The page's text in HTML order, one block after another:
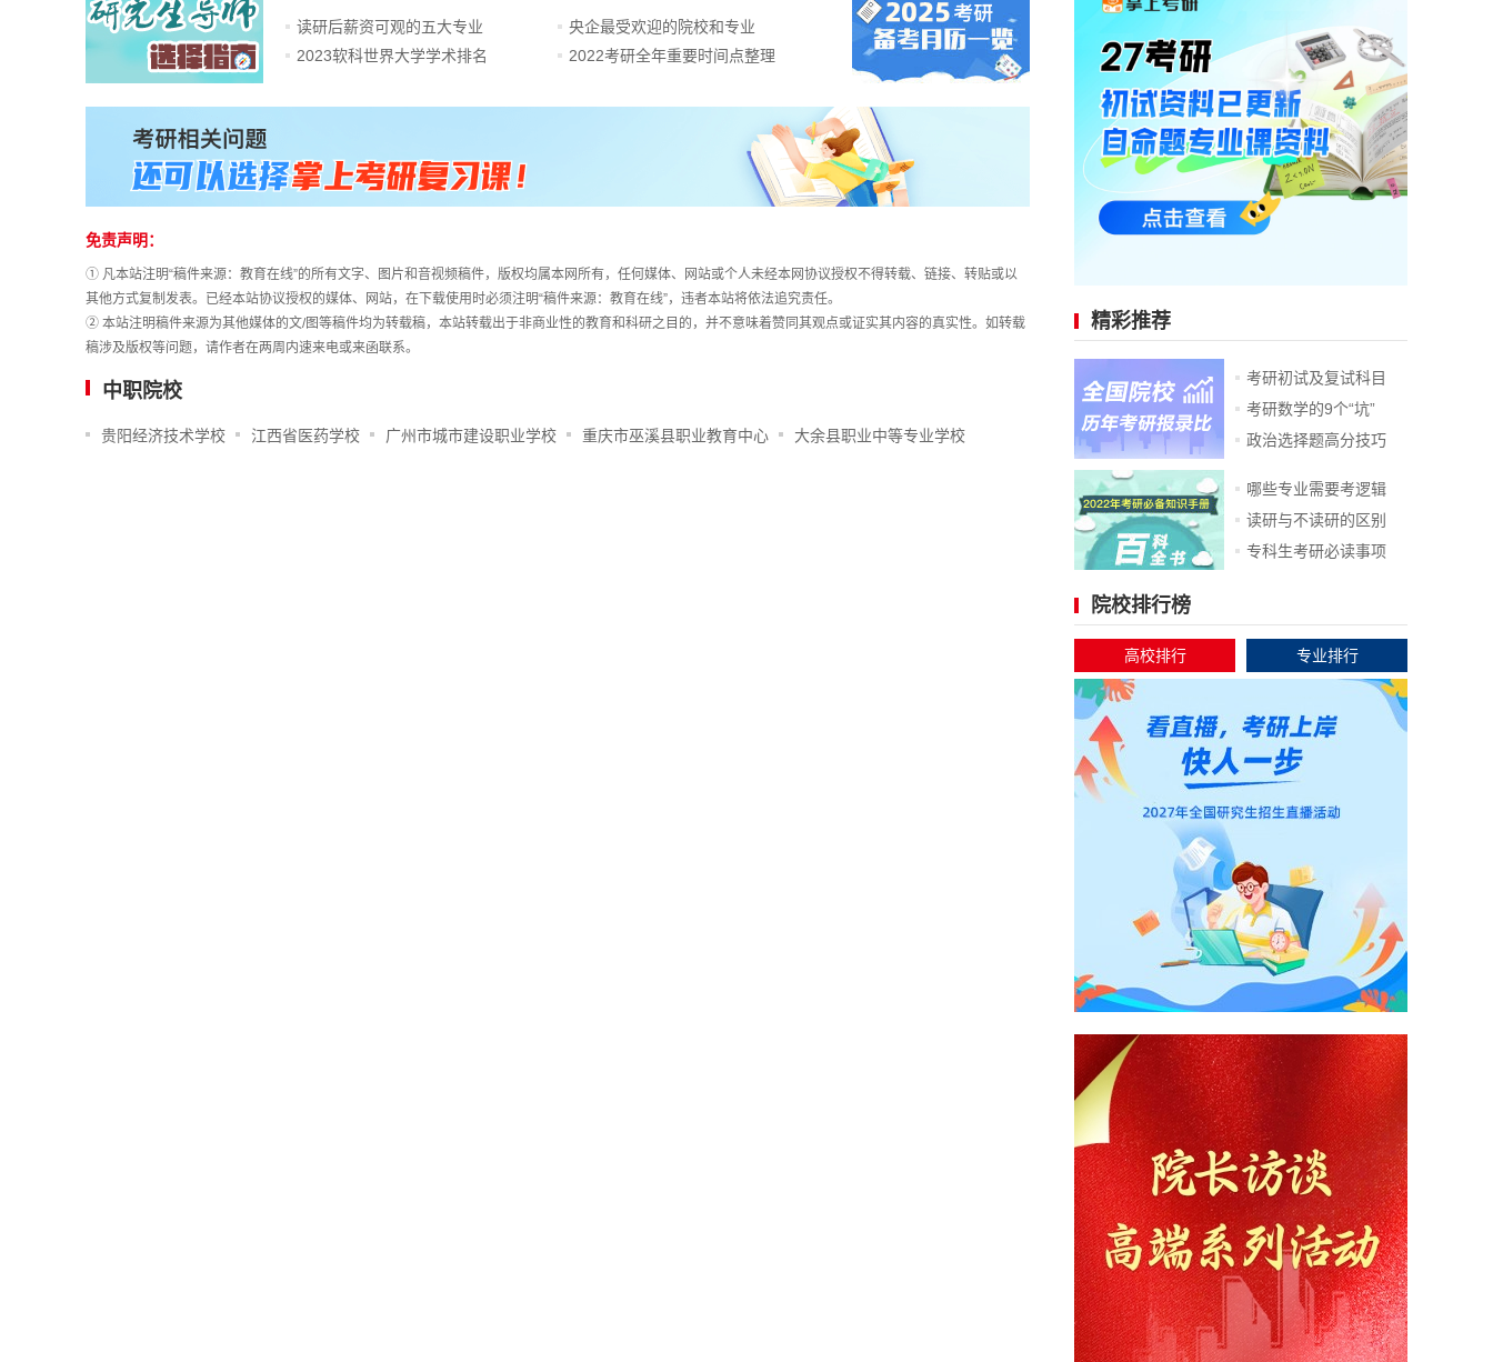
读研后薪资可观的五大专业
2023软科世界大学学术排名
央企最受欢迎的院校和专业
2022考研全年重要时间点整理
免责声明：
① 凡本站注明“稿件来源：教育在线”的所有文字、图片和音视频稿件，版权均属本网所有，任何媒体、网站或个人未经本网协议授权不得转载、链接、转贴或以
其他方式复制发表。已经本站协议授权的媒体、网站，在下载使用时必须注明“稿件来源：教育在线”，违者本站将依法追究责任。
② 本站注明稿件来源为其他媒体的文/图等稿件均为转载稿，本站转载出于非商业性的教育和科研之目的，并不意味着赞同其观点或证实其内容的真实性。如转载
稿涉及版权等问题，请作者在两周内速来电或来函联系。
中职院校
贵阳经济技术学校 江西省医药学校 广州市城市建设职业学校 重庆市巫溪县职业教育中心 大余县职业中等专业学校
精彩推荐
考研初试及复试科目
考研数学的9个“坑”
政治选择题高分技巧
哪些专业需要考逻辑
读研与不读研的区别
专科生考研必读事项
院校排行榜
高校排行 专业排行